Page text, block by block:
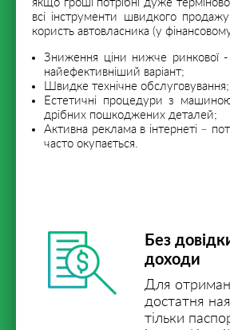
якщо гроші потрібні дуже
всі інструменти швидкого
користь автовласника (у
Зниження ціни нижче ринкової
найефективніший варіант;
Швидке технічне обслуговування;
Естетичні процедури з
дрібних пошкоджених деталей;
Активна реклама в інтернеті –
часто окупається.
Без
доходи
Для
достатня
тільки